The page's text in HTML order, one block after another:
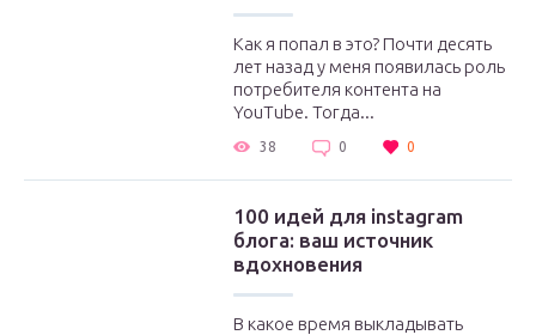
Как я попал в это? Почти десять
лет назад у меня появилась роль
потребителя контента на
YouTube. Тогда...
38 0 0
100 идей для instagram
блога: ваш источник
вдохновения
В какое время выкладывать